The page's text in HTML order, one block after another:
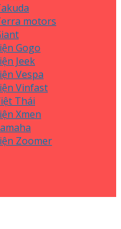
motors
Gogo
Jeek
Vespa
Vinfast
Thái
Xmen
Zoomer